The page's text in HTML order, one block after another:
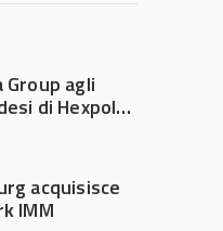
Group agli
di Hexpol
acquisisce
IMM